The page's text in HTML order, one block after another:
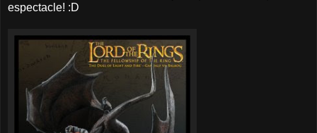
espectacle! :D